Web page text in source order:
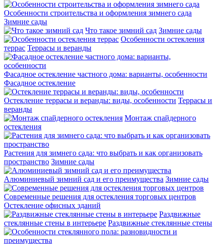
Особенности строительства и оформления зимнего сада
Зимние сады
Что такое зимний сад Зимние сады
Особенности остекления
террас Террасы и веранды
Фасадное остекление частного дома: варианты, особенности
Фасадное остекление
Остекление террасы и веранды: виды, особенности Террасы и
веранды
Монтаж спайдерного
остекления
Растения для зимнего сада: что выбрать и как организовать
пространство Зимние сады
Алюминиевый зимний сад и его преимущества Зимние сады
Современные решения для остекления торговых центров
Остекление офисных зданий
Раздвижные
стеклянные стены в интерьере Раздвижные стеклянные стены